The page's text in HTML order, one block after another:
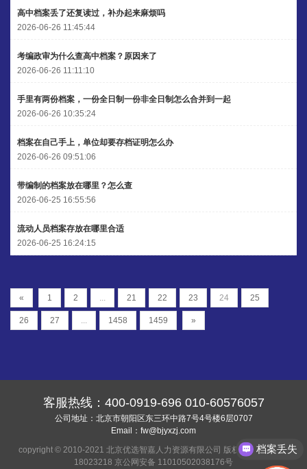
高中档案丢了还复读过，补办起来麻烦吗
2026-06-26 11:45:44
考编政审为什么查高中档案？原因来了
2026-06-26 11:11:10
手里有两份档案，一份全日制一份非全日制怎么合并到一起
2026-06-26 10:35:24
档案在自己手上，单位却要存档证明怎么办
2026-06-26 09:51:06
带编制的档案放在哪里？怎么查
2026-06-25 16:55:56
流动人员档案存放在哪里合适
2026-06-25 16:24:15
« 1 2 ... 21 22 23 24 25
26 27 ... 1458 1459 »
客服热线： 400-0919-696 010-60576057
公司地址：北京市朝阳区东三环中路7号4号楼6层0707
Email： fw@bjyxzj.com
copyright © 2010-2021 北京优选智嘉人力资源有限公司 版权所有京ICP备
18023218 京公网安备 11010502038176号
档案丢失